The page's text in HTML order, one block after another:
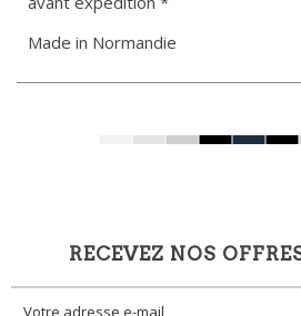
Made in Normandie
RECEVEZ NOS